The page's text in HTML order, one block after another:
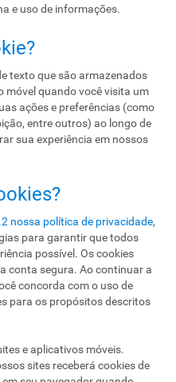
e uso de informações.
texto que são armazenados
móvel quando você visita um
ações e preferências (como
entre outros) ao longo de
sua experiência em nossos
nossa política de privacidade,
para garantir que todos
possível. Os cookies
conta segura. Ao continuar a
concorda com o uso de
para os propósitos descritos
e aplicativos móveis.
sites receberá cookies de